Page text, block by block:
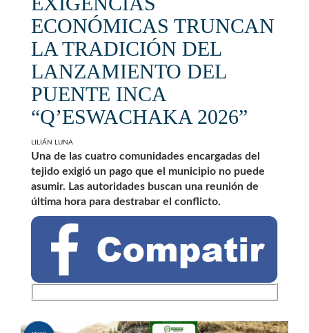
ECONÓMICAS TRUNCAN
LA TRADICIÓN DEL
LANZAMIENTO DEL
PUENTE INCA
“Q’ESWACHAKA 2026”
LILIÁN LUNA
Una de las cuatro comunidades encargadas del
tejido exigió un pago que el municipio no puede
asumir. Las autoridades buscan una reunión de
última hora para destrabar el conflicto.